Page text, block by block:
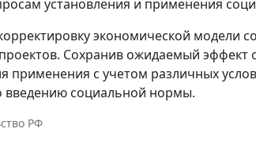
установления и применения
экономической модели
Сохранив ожидаемый эффект
с учетом различных
введению социальной нормы.
РФ